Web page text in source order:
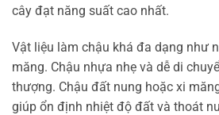
cây đạt năng suất cao nhất.
Vật liệu làm chậu khá đa dạng như
măng. Chậu nhựa nhẹ và dễ di
thượng. Chậu đất nung hoặc xi
giúp ổn định nhiệt độ đất và thoát